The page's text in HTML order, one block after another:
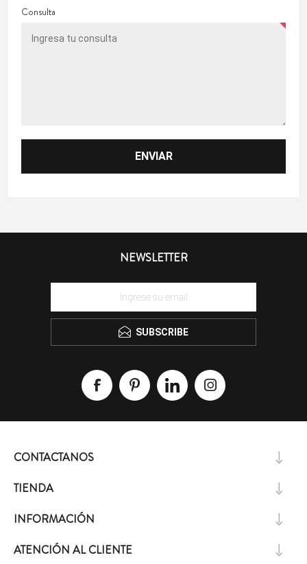
Consulta
NEWSLETTER
SUBSCRIBE
CONTACTANOS
TIENDA
INFORMACIÓN
ATENCIÓN AL CLIENTE